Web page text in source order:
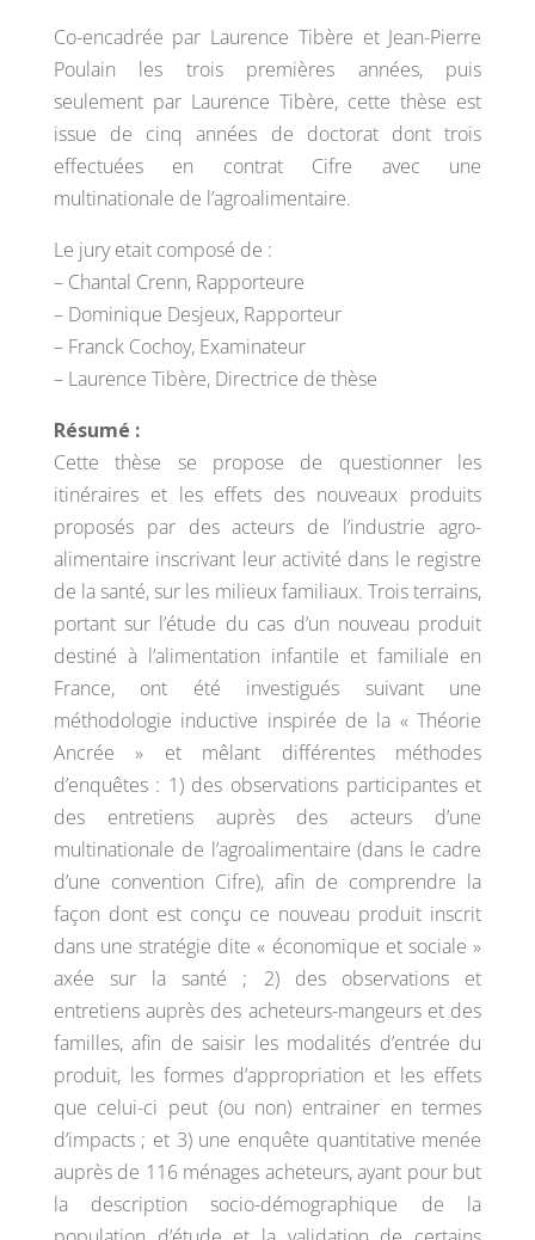
Co-encadrée par Laurence Tibère et Jean-Pierre
Poulain les trois premières années, puis
seulement par Laurence Tibère, cette thèse est
issue de cinq années de doctorat dont trois
effectuées en contrat Cifre avec une
multinationale de l’agroalimentaire.
Le jury etait composé de :
– Chantal Crenn, Rapporteure
– Dominique Desjeux, Rapporteur
– Franck Cochoy, Examinateur
– Laurence Tibère, Directrice de thèse
Résumé :
Cette thèse se propose de questionner les
itinéraires et les effets des nouveaux produits
proposés par des acteurs de l’industrie agro-
alimentaire inscrivant leur activité dans le registre
de la santé, sur les milieux familiaux. Trois terrains,
portant sur l’étude du cas d’un nouveau produit
destiné à l’alimentation infantile et familiale en
France, ont été investigués suivant une
méthodologie inductive inspirée de la « Théorie
Ancrée » et mêlant différentes méthodes
d’enquêtes : 1) des observations participantes et
des entretiens auprès des acteurs d’une
multinationale de l’agroalimentaire (dans le cadre
d’une convention Cifre), afin de comprendre la
façon dont est conçu ce nouveau produit inscrit
dans une stratégie dite « économique et sociale »
axée sur la santé ; 2) des observations et
entretiens auprès des acheteurs-mangeurs et des
familles, afin de saisir les modalités d’entrée du
produit, les formes d’appropriation et les effets
que celui-ci peut (ou non) entrainer en termes
d’impacts ; et 3) une enquête quantitative menée
auprès de 116 ménages acheteurs, ayant pour but
la description socio-démographique de la